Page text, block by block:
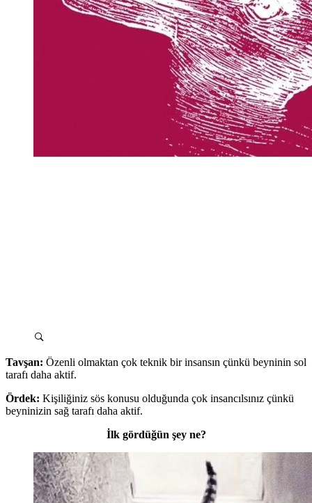
Tavşan: Özenli olmaktan çok teknik bir insansın çünkü beyninin sol
tarafı daha aktif.
Ördek: Kişiliğiniz sös konusu olduğunda çok insancılsınız çünkü
beyninizin sağ tarafı daha aktif.
İlk gördüğün şey ne?